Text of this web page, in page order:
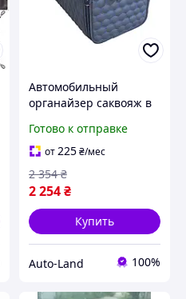
Автомобильный
органайзер саквояж в
50х34х25см Черный
Соты (синяя нитка)
Готово к отправке
от225₴/мес
2 254₴
2 354 ₴
Купить
Auto-Land 100%